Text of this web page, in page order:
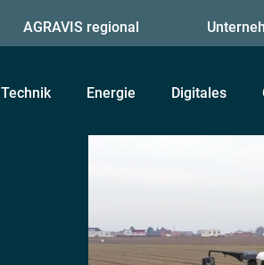
AGRAVIS regional
Technik Energie Digitales